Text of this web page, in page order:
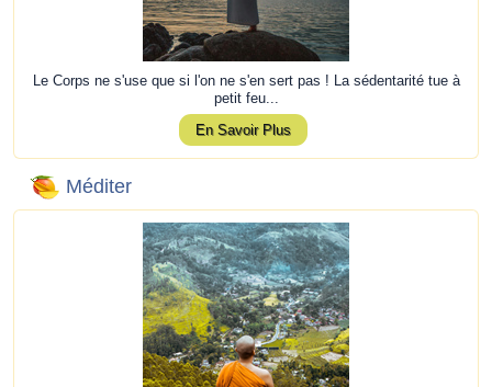
Le Corps ne s'use que si l'on ne s'en sert pas ! La sédentarité tue à
petit feu...
En Savoir Plus
Méditer